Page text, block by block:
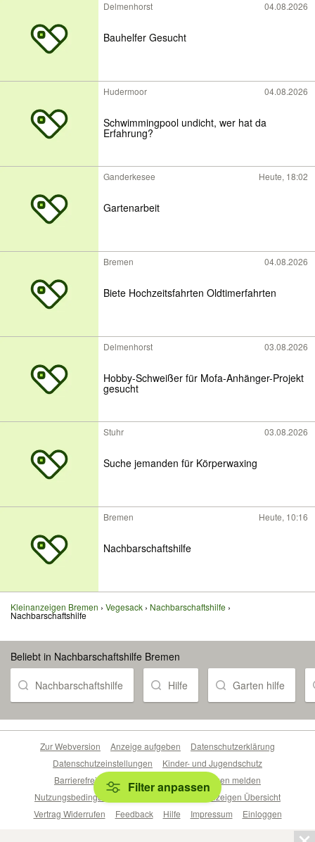
Delmenhorst 04.08.2026
Bauhelfer Gesucht
Hudermoor 04.08.2026
Schwimmingpool undicht, wer hat da
Erfahrung?
Ganderkesee Heute, 18:02
Gartenarbeit
Bremen 04.08.2026
Biete Hochzeitsfahrten Oldtimerfahrten
Delmenhorst 03.08.2026
Hobby-Schweißer für Mofa-Anhänger-Projekt
gesucht
Stuhr 03.08.2026
Suche jemanden für Körperwaxing
Bremen Heute, 10:16
Nachbarschaftshilfe
Kleinanzeigen Bremen Vegesack Nachbarschaftshilfe
Nachbarschaftshilfe
Beliebt in Nachbarschaftshilfe Bremen
Nachbarschaftshilfe Hilfe Garten hilfe
Filter anpassen
Zur Webversion Anzeige aufgeben
Datenschutzerklärung
Datenschutzeinstellungen
Kinder- und Jugendschutz
Barrierefreiheitserklärung
Sicherheitslücken melden
Nutzungsbedingungen
Beliebte Suchen
Anzeigen Übersicht
Vertrag Widerrufen
Feedback Hilfe Impressum Einloggen